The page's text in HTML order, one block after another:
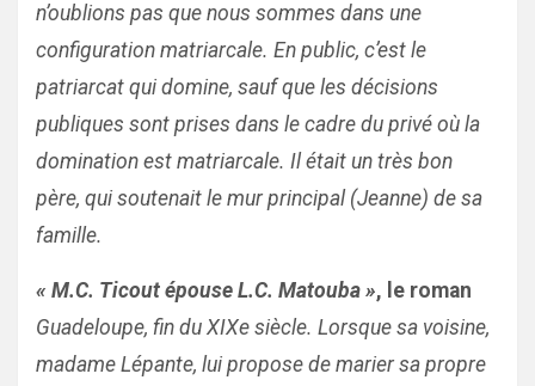
n’oublions pas que nous sommes dans une
configuration matriarcale. En public, c’est le
patriarcat qui domine, sauf que les décisions
publiques sont prises dans le cadre du privé où la
domination est matriarcale. Il était un très bon
père, qui soutenait le mur principal (Jeanne) de sa
famille.
« M.C. Ticout épouse L.C. Matouba », le roman
Guadeloupe, fin du XIXe siècle. Lorsque sa voisine,
madame Lépante, lui propose de marier sa propre